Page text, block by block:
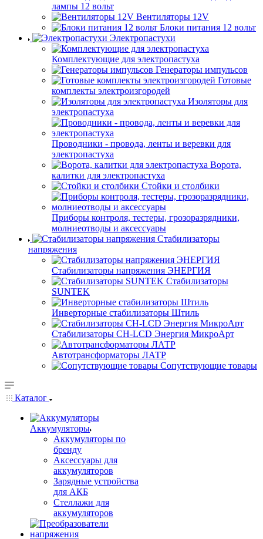
лампы 12 вольт
Вентиляторы 12V
Блоки питания 12 вольт
Электропастухи
Комплектующие для электропастуха
Генераторы импульсов
Готовые
комплекты электроизгородей
Изоляторы для
электропастуха
Проводники - провода, ленты и веревки для
электропастуха
Ворота,
калитки для электропастуха
Стойки и столбики
Приборы контроля, тестеры, грозоразрядники,
молниеотводы и аксессуары
Стабилизаторы
напряжения
Стабилизаторы напряжения ЭНЕРГИЯ
Стабилизаторы
SUNTEK
Инверторные стабилизаторы Штиль
Стабилизаторы СН-LCD Энepгия МикроАрт
Автотрансформаторы ЛАТР
Сопутствующие товары
Каталог
Аккумуляторы
Аккумуляторы по
бренду
Аксессуары для
аккумуляторов
Зарядные устройства
для АКБ
Стеллажи для
аккумуляторов